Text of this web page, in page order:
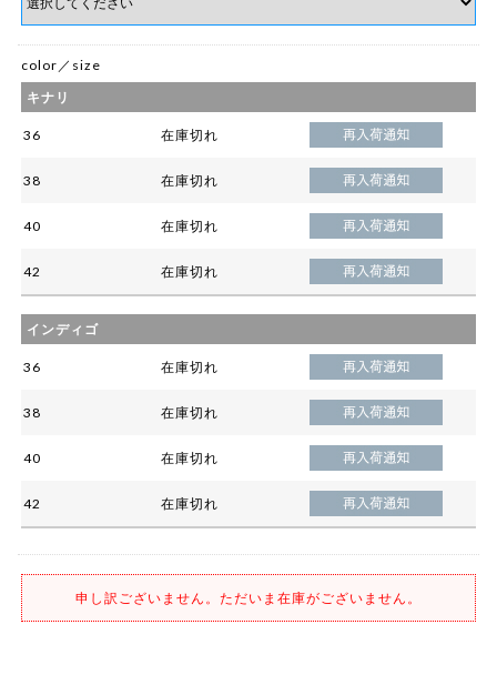
color／size
キナリ
36 在庫切れ
38 在庫切れ
40 在庫切れ
42 在庫切れ
インディゴ
36 在庫切れ
38 在庫切れ
40 在庫切れ
42 在庫切れ
申し訳ございません。ただいま在庫がございません。